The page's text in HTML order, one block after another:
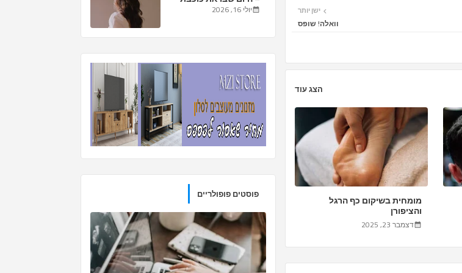
ישן יותר
וואלה! שופס
הצג עוד
מומחית בשיקום כף הרגל
והציפורן
דצמבר 23, 2025
הסרט של חייך
יולי 16, 2026
פוסטים פופולריים